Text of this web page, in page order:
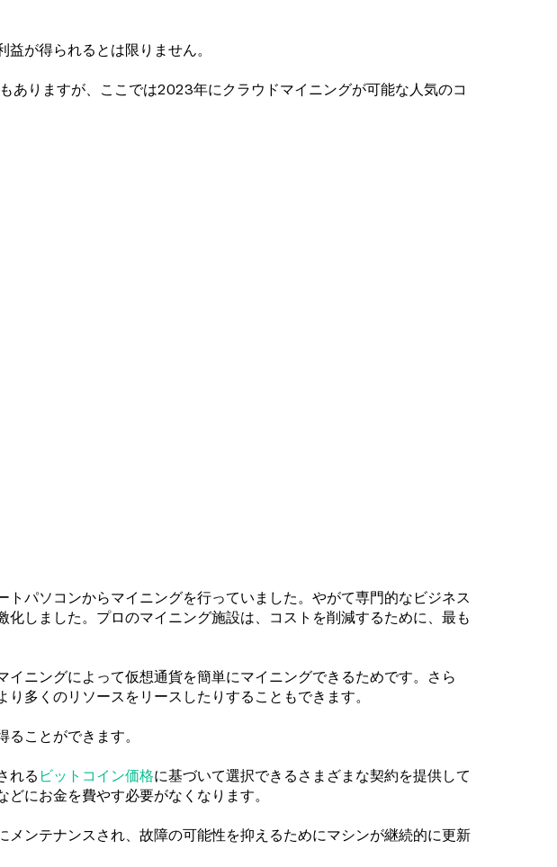
が得られるとは限りません。
ありますが、ここでは2023年にクラウドマイニングが可能な人気のコ
パソコンからマイニングを行っていました。やがて専門的なビジネス
しました。プロのマイニング施設は、コストを削減するために、最も
ニングによって仮想通貨を簡単にマイニングできるためです。さら
多くのリソースをリースしたりすることもできます。
ことができます。
れる ビットコイン価格に基づいて選択できるさまざまな契約を提供して
にお金を費やす必要がなくなります。
ンテナンスされ、故障の可能性を抑えるためにマシンが継続的に更新